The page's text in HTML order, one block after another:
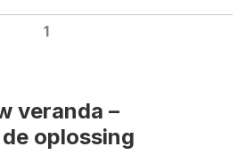
1
veranda –
oplossing